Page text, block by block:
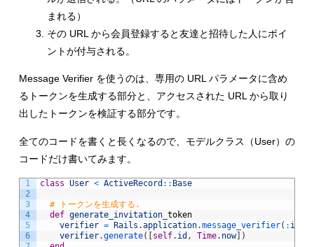
まれる）
その URL から会員登録すると友達と招待した人にポイ
ントが付与される。
Message Verifier を使うのは、専用の URL パラメータに含め
るトークンを生成する部分と、アクセスされた URL から取り
出したトークンを検証する部分です。
全てのコードを書くと長くなるので、モデルクラス（User）の
コードだけ書いてみます。
1
2
3
4
5
6
class User < ActiveRecord :: Base
# トークンを生成する.
def generate_invitation_ token
verifier = Rails .application.message_verifier( :
verifier.generate( self. id , Time. now] )